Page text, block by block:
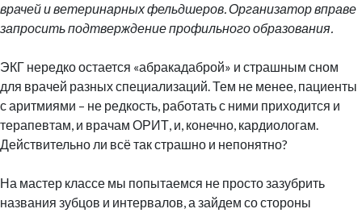
врачей и ветеринарных фельдшеров. Организатор вправе
запросить подтверждение профильного образования.
ЭКГ нередко остается «абракадаброй» и страшным сном
для врачей разных специализаций. Тем не менее, пациенты
с аритмиями – не редкость, работать с ними приходится и
терапевтам, и врачам ОРИТ, и, конечно, кардиологам.
Действительно ли всё так страшно и непонятно?
На мастер классе мы попытаемся не просто зазубрить
названия зубцов и интервалов, а зайдем со стороны